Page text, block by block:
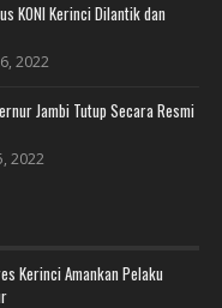
KONI Kerinci Dilantik dan
2022
Jambi Tutup Secara Resmi
2022
Kerinci Amankan Pelaku